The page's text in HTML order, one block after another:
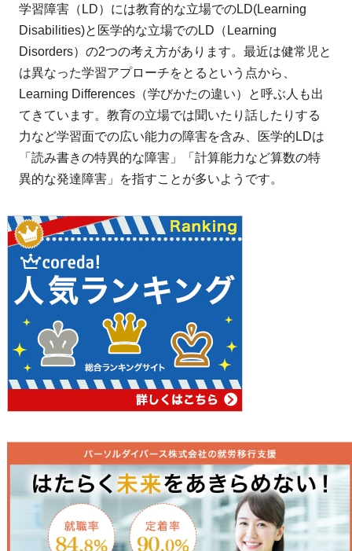
学習障害（LD）には教育的な立場でのLD(Learning
Disabilities)と医学的な立場でのLD（Learning
Disorders）の2つの考え方があります。最近は健常児と
は異なった学習アプローチをとるという点から、
Learning Differences（学びかたの違い）と呼ぶ人も出
てきています。教育の立場では聞いたり話したりする
力など学習面での広い能力の障害を含み、医学的LDは
「読み書きの特異的な障害」「計算能力など算数の特
異的な発達障害」を指すことが多いようです。